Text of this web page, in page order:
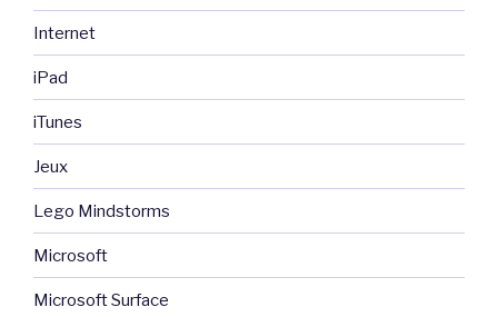
Internet
iPad
iTunes
Jeux
Lego Mindstorms
Microsoft
Microsoft Surface